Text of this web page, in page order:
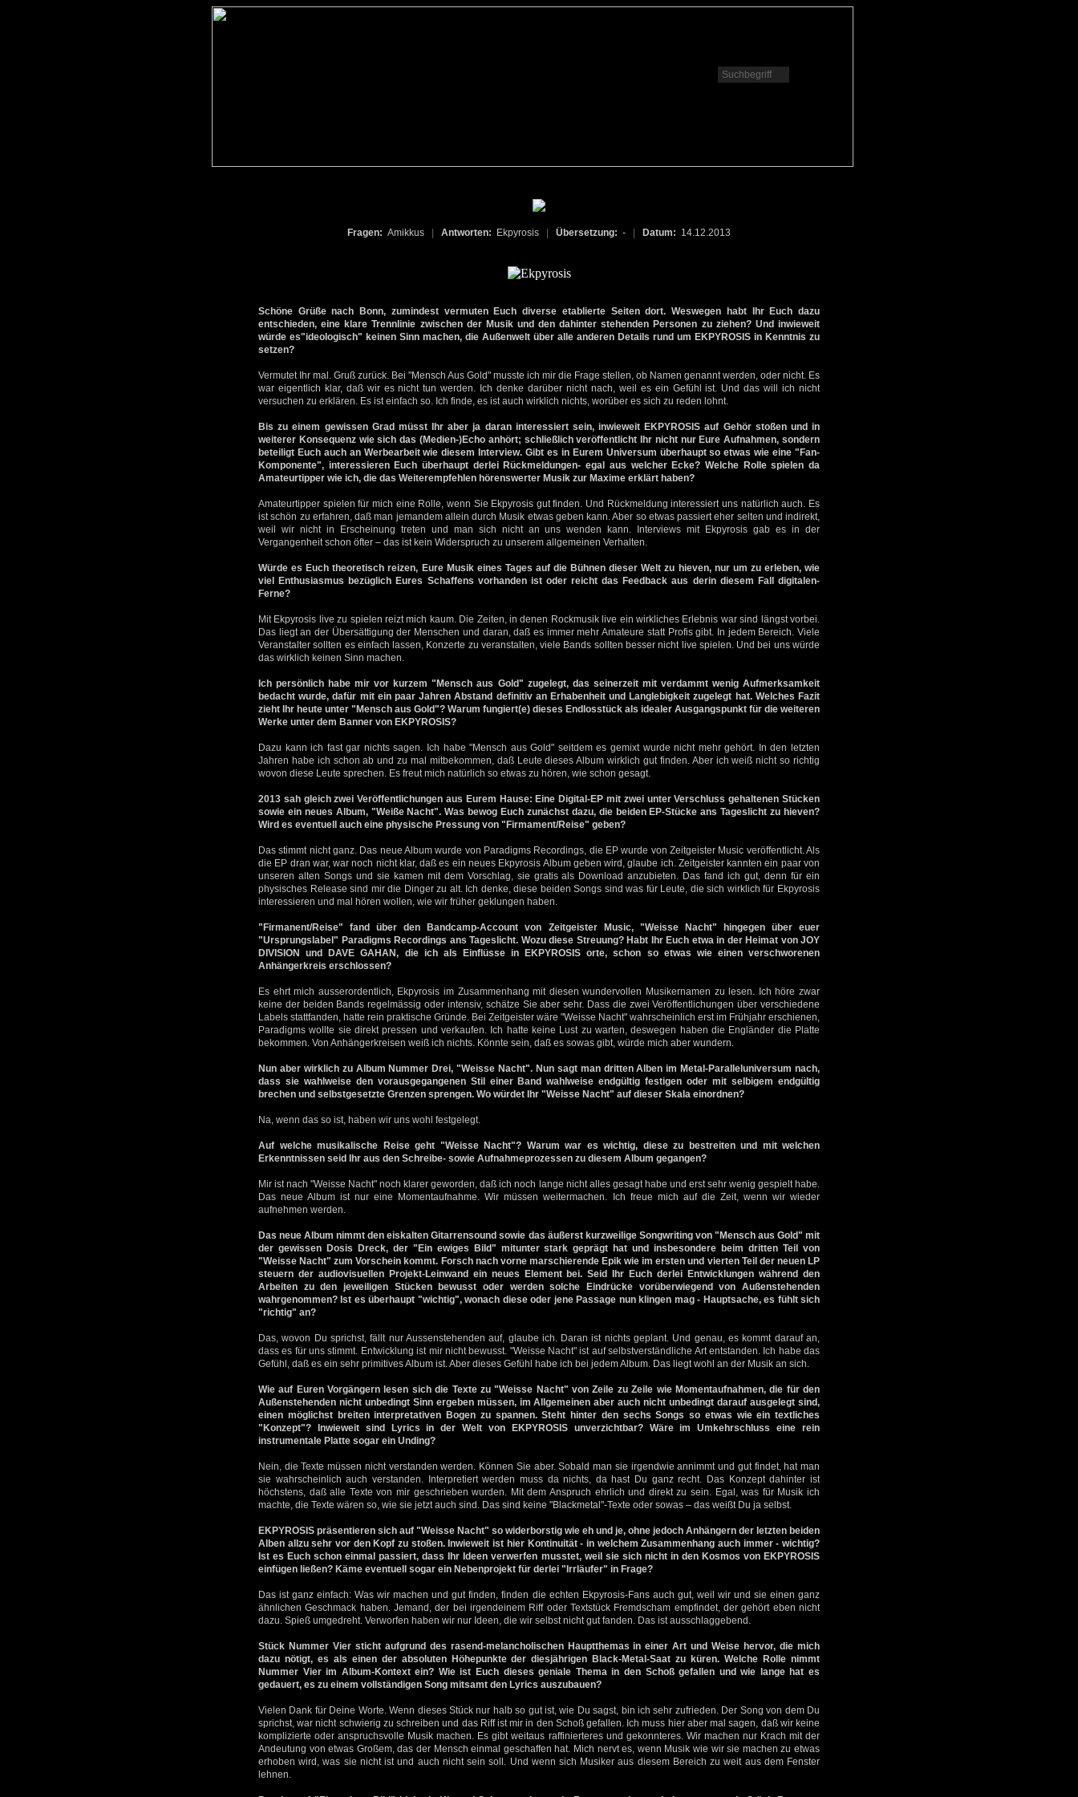
Fragen: Amikkus Antworten: Ekpyrosis Übersetzung: - Datum: 14.12.2013
Schöne Grüße nach Bonn, zumindest vermuten Euch diverse etablierte Seiten dort. Weswegen habt Ihr Euch dazu
entschieden, eine klare Trennlinie zwischen der Musik und den dahinter stehenden Personen zu ziehen? Und inwieweit
würde es"ideologisch" keinen Sinn machen, die Außenwelt über alle anderen Details rund um EKPYROSIS in Kenntnis zu
setzen?
Vermutet Ihr mal. Gruß zurück. Bei "Mensch Aus Gold" musste ich mir die Frage stellen, ob Namen genannt werden, oder nicht. Es
war eigentlich klar, daß wir es nicht tun werden. Ich denke darüber nicht nach, weil es ein Gefühl ist. Und das will ich nicht
versuchen zu erklären. Es ist einfach so. Ich finde, es ist auch wirklich nichts, worüber es sich zu reden lohnt.
Bis zu einem gewissen Grad müsst Ihr aber ja daran interessiert sein, inwieweit EKPYROSIS auf Gehör stoßen und in
weiterer Konsequenz wie sich das (Medien-)Echo anhört; schließlich veröffentlicht Ihr nicht nur Eure Aufnahmen, sondern
beteiligt Euch auch an Werbearbeit wie diesem Interview. Gibt es in Eurem Universum überhaupt so etwas wie eine "Fan-
Komponente", interessieren Euch überhaupt derlei Rückmeldungen- egal aus welcher Ecke? Welche Rolle spielen da
Amateurtipper wie ich, die das Weiterempfehlen hörenswerter Musik zur Maxime erklärt haben?
Amateurtipper spielen für mich eine Rolle, wenn Sie Ekpyrosis gut finden. Und Rückmeldung interessiert uns natürlich auch. Es
ist schön zu erfahren, daß man jemandem allein durch Musik etwas geben kann. Aber so etwas passiert eher selten und indirekt,
weil wir nicht in Erscheinung treten und man sich nicht an uns wenden kann. Interviews mit Ekpyrosis gab es in der
Vergangenheit schon öfter – das ist kein Widerspruch zu unserem allgemeinen Verhalten.
Würde es Euch theoretisch reizen, Eure Musik eines Tages auf die Bühnen dieser Welt zu hieven, nur um zu erleben, wie
viel Enthusiasmus bezüglich Eures Schaffens vorhanden ist oder reicht das Feedback aus derin diesem Fall digitalen-
Ferne?
Mit Ekpyrosis live zu spielen reizt mich kaum. Die Zeiten, in denen Rockmusik live ein wirkliches Erlebnis war sind längst vorbei.
Das liegt an der Übersättigung der Menschen und daran, daß es immer mehr Amateure statt Profis gibt. In jedem Bereich. Viele
Veranstalter sollten es einfach lassen, Konzerte zu veranstalten, viele Bands sollten besser nicht live spielen. Und bei uns würde
das wirklich keinen Sinn machen.
Ich persönlich habe mir vor kurzem "Mensch aus Gold" zugelegt, das seinerzeit mit verdammt wenig Aufmerksamkeit
bedacht wurde, dafür mit ein paar Jahren Abstand definitiv an Erhabenheit und Langlebigkeit zugelegt hat. Welches Fazit
zieht Ihr heute unter "Mensch aus Gold"? Warum fungiert(e) dieses Endlosstück als idealer Ausgangspunkt für die weiteren
Werke unter dem Banner von EKPYROSIS?
Dazu kann ich fast gar nichts sagen. Ich habe "Mensch aus Gold" seitdem es gemixt wurde nicht mehr gehört. In den letzten
Jahren habe ich schon ab und zu mal mitbekommen, daß Leute dieses Album wirklich gut finden. Aber ich weiß nicht so richtig
wovon diese Leute sprechen. Es freut mich natürlich so etwas zu hören, wie schon gesagt.
2013 sah gleich zwei Veröffentlichungen aus Eurem Hause: Eine Digital-EP mit zwei unter Verschluss gehaltenen Stücken
sowie ein neues Album, "Weiße Nacht". Was bewog Euch zunächst dazu, die beiden EP-Stücke ans Tageslicht zu hieven?
Wird es eventuell auch eine physische Pressung von "Firmament/Reise" geben?
Das stimmt nicht ganz. Das neue Album wurde von Paradigms Recordings, die EP wurde von Zeitgeister Music veröffentlicht. Als
die EP dran war, war noch nicht klar, daß es ein neues Ekpyrosis Album geben wird, glaube ich. Zeitgeister kannten ein paar von
unseren alten Songs und sie kamen mit dem Vorschlag, sie gratis als Download anzubieten. Das fand ich gut, denn für ein
physisches Release sind mir die Dinger zu alt. Ich denke, diese beiden Songs sind was für Leute, die sich wirklich für Ekpyrosis
interessieren und mal hören wollen, wie wir früher geklungen haben.
"Firmanent/Reise" fand über den Bandcamp-Account von Zeitgeister Music, "Weisse Nacht" hingegen über euer
"Ursprungslabel" Paradigms Recordings ans Tageslicht. Wozu diese Streuung? Habt Ihr Euch etwa in der Heimat von JOY
DIVISION und DAVE GAHAN, die ich als Einflüsse in EKPYROSIS orte, schon so etwas wie einen verschworenen
Anhängerkreis erschlossen?
Es ehrt mich ausserordentlich, Ekpyrosis im Zusammenhang mit diesen wundervollen Musikernamen zu lesen. Ich höre zwar
keine der beiden Bands regelmässig oder intensiv, schätze Sie aber sehr. Dass die zwei Veröffentlichungen über verschiedene
Labels stattfanden, hatte rein praktische Gründe. Bei Zeitgeister wäre "Weisse Nacht" wahrscheinlich erst im Frühjahr erschienen,
Paradigms wollte sie direkt pressen und verkaufen. Ich hatte keine Lust zu warten, deswegen haben die Engländer die Platte
bekommen. Von Anhängerkreisen weiß ich nichts. Könnte sein, daß es sowas gibt, würde mich aber wundern.
Nun aber wirklich zu Album Nummer Drei, "Weisse Nacht". Nun sagt man dritten Alben im Metal-Paralleluniversum nach,
dass sie wahlweise den vorausgegangenen Stil einer Band wahlweise endgültig festigen oder mit selbigem endgültig
brechen und selbstgesetzte Grenzen sprengen. Wo würdet Ihr "Weisse Nacht" auf dieser Skala einordnen?
Na, wenn das so ist, haben wir uns wohl festgelegt.
Auf welche musikalische Reise geht "Weisse Nacht"? Warum war es wichtig, diese zu bestreiten und mit welchen
Erkenntnissen seid Ihr aus den Schreibe- sowie Aufnahmeprozessen zu diesem Album gegangen?
Mir ist nach "Weisse Nacht" noch klarer geworden, daß ich noch lange nicht alles gesagt habe und erst sehr wenig gespielt habe.
Das neue Album ist nur eine Momentaufnahme. Wir müssen weitermachen. Ich freue mich auf die Zeit, wenn wir wieder
aufnehmen werden.
Das neue Album nimmt den eiskalten Gitarrensound sowie das äußerst kurzweilige Songwriting von "Mensch aus Gold" mit
der gewissen Dosis Dreck, der "Ein ewiges Bild" mitunter stark geprägt hat und insbesondere beim dritten Teil von
"Weisse Nacht" zum Vorschein kommt. Forsch nach vorne marschierende Epik wie im ersten und vierten Teil der neuen LP
steuern der audiovisuellen Projekt-Leinwand ein neues Element bei. Seid Ihr Euch derlei Entwicklungen während den
Arbeiten zu den jeweiligen Stücken bewusst oder werden solche Eindrücke vorüberwiegend von Außenstehenden
wahrgenommen? Ist es überhaupt "wichtig", wonach diese oder jene Passage nun klingen mag - Hauptsache, es fühlt sich
"richtig" an?
Das, wovon Du sprichst, fällt nur Aussenstehenden auf, glaube ich. Daran ist nichts geplant. Und genau, es kommt darauf an,
dass es für uns stimmt. Entwicklung ist mir nicht bewusst. "Weisse Nacht" ist auf selbstverständliche Art entstanden. Ich habe das
Gefühl, daß es ein sehr primitives Album ist. Aber dieses Gefühl habe ich bei jedem Album. Das liegt wohl an der Musik an sich.
Wie auf Euren Vorgängern lesen sich die Texte zu "Weisse Nacht" von Zeile zu Zeile wie Momentaufnahmen, die für den
Außenstehenden nicht unbedingt Sinn ergeben müssen, im Allgemeinen aber auch nicht unbedingt darauf ausgelegt sind,
einen möglichst breiten interpretativen Bogen zu spannen. Steht hinter den sechs Songs so etwas wie ein textliches
"Konzept"? Inwieweit sind Lyrics in der Welt von EKPYROSIS unverzichtbar? Wäre im Umkehrschluss eine rein
instrumentale Platte sogar ein Unding?
Nein, die Texte müssen nicht verstanden werden. Können Sie aber. Sobald man sie irgendwie annimmt und gut findet, hat man
sie wahrscheinlich auch verstanden. Interpretiert werden muss da nichts, da hast Du ganz recht. Das Konzept dahinter ist
höchstens, daß alle Texte von mir geschrieben wurden. Mit dem Anspruch ehrlich und direkt zu sein. Egal, was für Musik ich
machte, die Texte wären so, wie sie jetzt auch sind. Das sind keine "Blackmetal"-Texte oder sowas – das weißt Du ja selbst.
EKPYROSIS präsentieren sich auf "Weisse Nacht" so widerborstig wie eh und je, ohne jedoch Anhängern der letzten beiden
Alben allzu sehr vor den Kopf zu stoßen. Inwieweit ist hier Kontinuität - in welchem Zusammenhang auch immer - wichtig?
Ist es Euch schon einmal passiert, dass Ihr Ideen verwerfen musstet, weil sie sich nicht in den Kosmos von EKPYROSIS
einfügen ließen? Käme eventuell sogar ein Nebenprojekt für derlei "Irrläufer" in Frage?
Das ist ganz einfach: Was wir machen und gut finden, finden die echten Ekpyrosis-Fans auch gut, weil wir und sie einen ganz
ähnlichen Geschmack haben. Jemand, der bei irgendeinem Riff oder Textstück Fremdscham empfindet, der gehört eben nicht
dazu. Spieß umgedreht. Verworfen haben wir nur Ideen, die wir selbst nicht gut fanden. Das ist ausschlaggebend.
Stück Nummer Vier sticht aufgrund des rasend-melancholischen Hauptthemas in einer Art und Weise hervor, die mich
dazu nötigt, es als einen der absoluten Höhepunkte der diesjährigen Black-Metal-Saat zu küren. Welche Rolle nimmt
Nummer Vier im Album-Kontext ein? Wie ist Euch dieses geniale Thema in den Schoß gefallen und wie lange hat es
gedauert, es zu einem vollständigen Song mitsamt den Lyrics auszubauen?
Vielen Dank für Deine Worte. Wenn dieses Stück nur halb so gut ist, wie Du sagst, bin ich sehr zufrieden. Der Song von dem Du
sprichst, war nicht schwierig zu schreiben und das Riff ist mir in den Schoß gefallen. Ich muss hier aber mal sagen, daß wir keine
komplizierte oder anspruchsvolle Musik machen. Es gibt weitaus raffinierteres und gekonnteres. Wir machen nur Krach mit der
Andeutung von etwas Großem, das der Mensch einmal geschaffen hat. Mich nervt es, wenn Musik wie wir sie machen zu etwas
erhoben wird, was sie nicht ist und auch nicht sein soll. Und wenn sich Musiker aus diesem Bereich zu weit aus dem Fenster
lehnen.